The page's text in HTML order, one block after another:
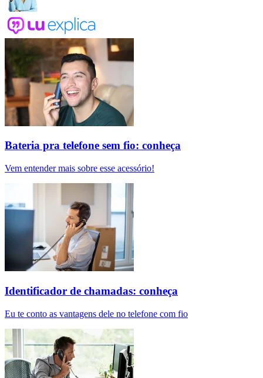
Bateria pra telefone sem fio: conheça
Vem entender mais sobre esse acessório!
Identificador de chamadas: conheça
Eu te conto as vantagens dele no telefone com fio